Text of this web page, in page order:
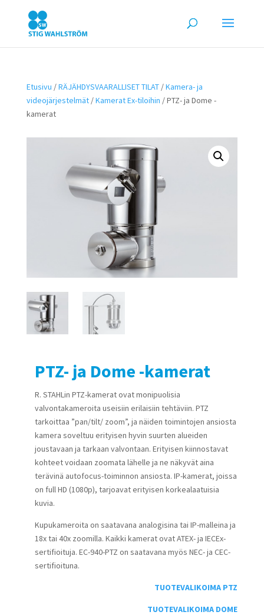
Etusivu /RÄJÄHDYSVAARALLISET TILAT/Kamera- ja
videojärjestelmät/Kamerat Ex-tiloihin / PTZ- ja Dome -
kamerat
PTZ- ja Dome -kamerat
R. STAHLin PTZ-kamerat ovat monipuolisia
valvontakameroita useisiin erilaisiin tehtäviin. PTZ
tarkoittaa ”pan/tilt/ zoom”, ja näiden toimintojen ansiosta
kamera soveltuu erityisen hyvin suurten alueiden
joustavaan ja tarkaan valvontaan. Erityisen kiinnostavat
kohteet voidaan zoomata lähelle ja ne näkyvät aina
terävinä autofocus-toiminnon ansiosta. IP-kamerat, joissa
on full HD (1080p), tarjoavat erityisen korkealaatuisia
kuvia.
Kupukameroita on saatavana analogisina tai IP-malleina ja
18x tai 40x zoomilla. Kaikki kamerat ovat ATEX- ja IECEx-
sertifioituja. EC-940-PTZ on saatavana myös NEC- ja CEC-
sertifioituna.
TUOTEVALIKOIMA PTZ
TUOTEVALIKOIMA DOME